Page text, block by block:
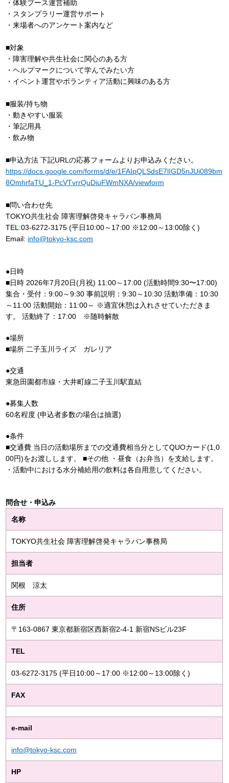
・体験ブース運営補助
・スタンプラリー運営サポート
・来場者へのアンケート案内など
■対象
・障害理解や共生社会に関心のある方
・ヘルプマークについて学んでみたい方
・イベント運営やボランティア活動に興味のある方
■服装/持ち物
・動きやすい服装
・筆記用具
・飲み物
■申込方法 下記URLの応募フォームよりお申込みください。
https://docs.google.com/forms/d/e/1FAIpQLSdsE7lIGD5nJUi089bm
8OmhrfaTU_1-PcVTvrrQuDiuFWmNXA/viewform
■問い合わせ先
TOKYO共生社会 障害理解啓発キャラバン事務局
TEL:03-6272-3175 (平日10:00～17:00 ※12:00～13:00除く)
Email: info@tokyo-ksc.com
●日時
■日時 2026年7月20日(月祝) 11:00～17:00 (活動時間9:30〜17:00)
集合・受付：9:00～9:30 事前説明：9:30～10:30 活動準備：10:30
～11:00 活動開始：11:00～ ※適宜休憩は入れさせていただきま
す。 活動終了：17:00 ※随時解散
●場所
■場所 二子玉川ライズ ガレリア
●交通
東急田園都市線・大井町線二子玉川駅直結
●募集人数
60名程度 (申込者多数の場合は抽選)
●条件
■交通費 当日の活動場所までの交通費相当分としてQUOカード(1,0
00円)をお渡しします。 ■その他 ・昼食（お弁当）を支給します。
・活動中における水分補給用の飲料は各自用意してください。
問合せ・申込み
名称
TOKYO共生社会 障害理解啓発キャラバン事務局
担当者
関根 涼太
住所
〒163-0867 東京都新宿区西新宿2-4-1 新宿NSビル23F
TEL
03-6272-3175 (平日10:00～17:00 ※12:00～13:00除く)
FAX
e-mail
info@tokyo-ksc.com
HP